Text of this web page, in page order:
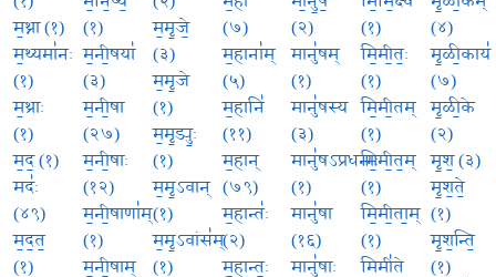
म॒थ्ना (१)
म॒थ्यमा॑नः
(१)
म॒थ्राः
(१)
म॒द॒ (१)
मदः॑
(४९)
म॒द॒त॒
(१)
(१)
म॒नी॒षया॑
(३)
म॒नी॒षा
(२७)
म॒नी॒षाः
(१२)
म॒नी॒षाणा॑म्
(१)
म॒नी॒षाम्
म॒मृ॒जे॒
(३)
म॒मृ॒जे
(१)
म॒मृ॒ड्युः॒
(१)
म॒मृ॒ऽवान्
(१)
म॒मृ॒ऽवांस॑म्
(१)
(७)
म॒हाना॑म्
(५)
म॒हानि॑
(११)
म॒हान्
(७९)
म॒हान्तः॑
(२)
म॒हा॒न्तः॒
(२)
मानु॑षम्
(१)
मानु॑षस्य
(३)
मानु॑षऽप्रधनाः
(१)
मानु॑षा
(१६)
मानु॑षाः
(१)
मि॒मी॒तः॒
(१)
मि॒मी॒तम्
(१)
मि॒मी॒त॒म्
(१)
मि॒मी॒ता॒म्
(१)
मिमी॑ते
(४)
मृ॒ळी॒काय॑
(७)
मृ॒ळी॒के
(२)
मृ॒श॒ (३)
मृ॒श॒ते॒
(१)
मृ॒श॒न्ति॒
(१)